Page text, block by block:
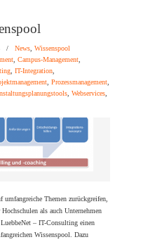
/ News, Wissenspool
, Campus-Management,
, IT-Integration,
, Prozessmanagement,
, Webservices,
Themen zurückgreifen,
als auch Unternehmen
– IT-Consulting einen
Wissenspool. Dazu